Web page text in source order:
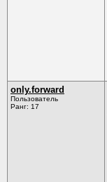
only.forward
Пользователь
Ранг: 17